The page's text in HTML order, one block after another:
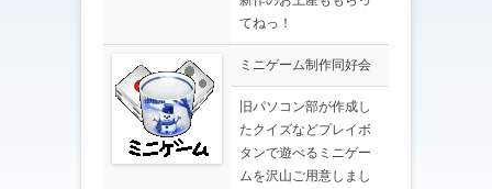
てねっ！
ミニゲーム制作同好会
旧パソコン部が作成し
たクイズなどプレイボ
タンで遊べるミニゲー
ムを沢山ご用意しまし